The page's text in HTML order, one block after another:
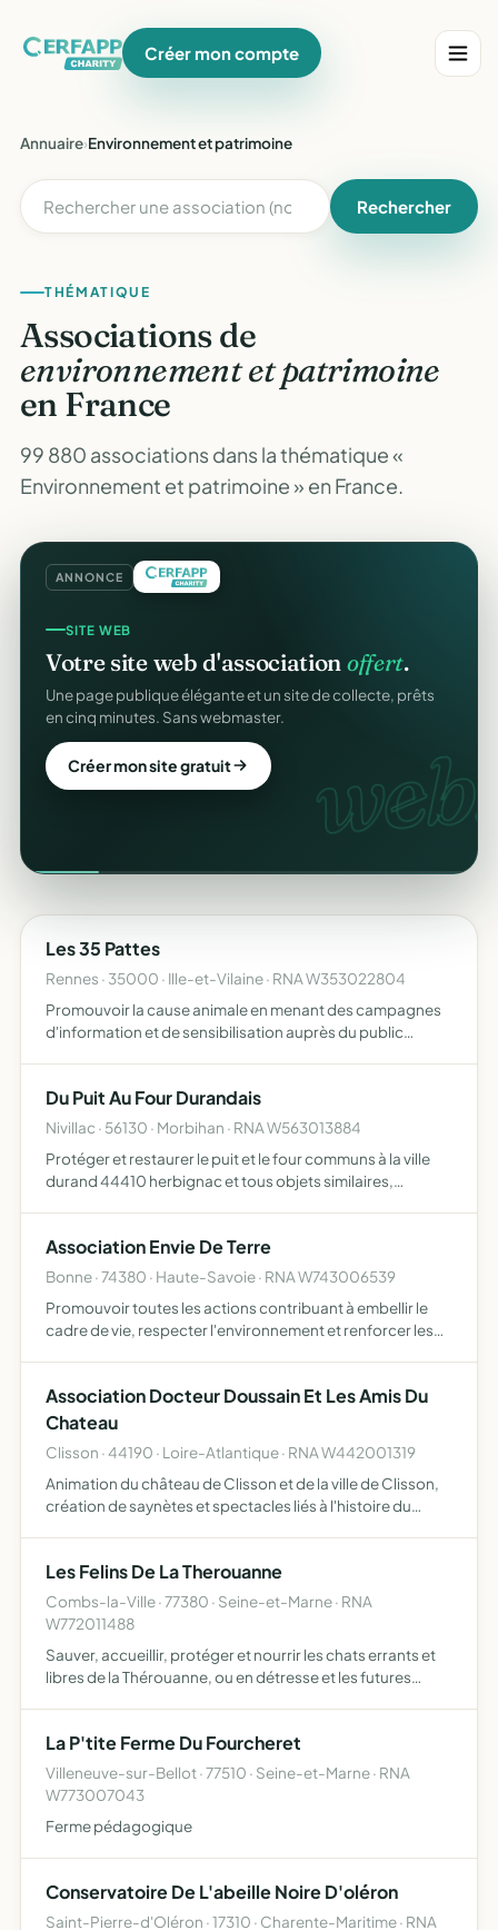
Créer mon compte
Annuaire›Environnement et patrimoine
Rechercher
THÉMATIQUE
Associations de
environnement et patrimoine
en France
99 880 associations dans la thématique «
Environnement et patrimoine » en France.
ANNONCE
web.
SITE WEB
Votre site web d'association offert.
Une page publique élégante et un site de collecte, prêts
en cinq minutes. Sans webmaster.
Créer mon site gratuit
Les 35 Pattes
Rennes · 35000 · Ille-et-Vilaine · RNA W353022804
Promouvoir la cause animale en menant des campagnes
d'information et de sensibilisation auprès du public
particul…
Du Puit Au Four Durandais
Nivillac · 56130 · Morbihan · RNA W563013884
Protéger et restaurer le puit et le four communs à la ville
durand 44410 herbignac et tous objets similaires,
Association Envie De Terre
Bonne · 74380 · Haute-Savoie · RNA W743006539
Promouvoir toutes les actions contribuant à embellir le
cadre de vie, respecter l'environnement et renforcer les
de la …
Association Docteur Doussain Et Les Amis Du
Chateau
Clisson · 44190 · Loire-Atlantique · RNA W442001319
Animation du château de Clisson et de la ville de Clisson,
création de saynètes et spectacles liés à l'histoire du
Les Felins De La Therouanne
Combs-la-Ville · 77380 · Seine-et-Marne · RNA
W772011488
Sauver, accueillir, protéger et nourrir les chats errants et
libres de la Thérouanne, ou en détresse et les futures
La P'tite Ferme Du Fourcheret
Villeneuve-sur-Bellot · 77510 · Seine-et-Marne · RNA
W773007043
Ferme pédagogique
Conservatoire De L'abeille Noire D'oléron
Saint-Pierre-d'Oléron · 17310 · Charente-Maritime · RNA